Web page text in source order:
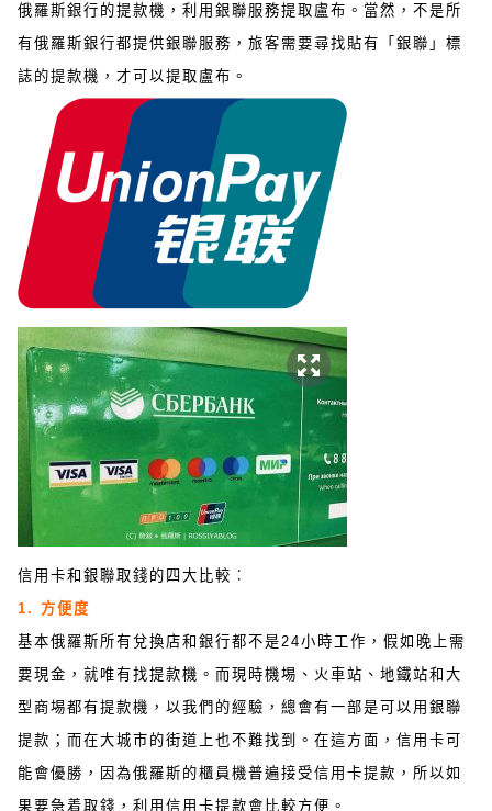
俄羅斯銀行的提款機，利用銀聯服務提取盧布。當然，不是所
有俄羅斯銀行都提供銀聯服務，旅客需要尋找貼有「銀聯」標
誌的提款機，才可以提取盧布。
信用卡和銀聯取錢的四大比較︰
1. 方便度
基本俄羅斯所有兌換店和銀行都不是24小時工作，假如晚上需
要現金，就唯有找提款機。而現時機埸、火車站、地鐵站和大
型商埸都有提款機，以我們的經驗，總會有一部是可以用銀聯
提款；而在大城市的街道上也不難找到。在這方面，信用卡可
能會優勝，因為俄羅斯的櫃員機普遍接受信用卡提款，所以如
果要急着取錢，利用信用卡提款會比較方便。